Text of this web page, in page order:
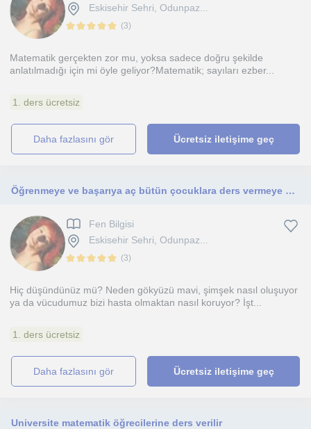
Eskisehir Sehri, Odunpaz...
(3)
Matematik gerçekten zor mu, yoksa sadece doğru şekilde
anlatılmadığı için mi öyle geliyor?Matematik; sayıları ezber...
1. ders ücretsiz
daha fazlasını gör Ücretsiz iletişime geç
Öğrenmeye ve başarıya aç bütün çocuklara ders vermeye gönüllü bir öğretmen adayı
Fen Bilgisi
Eskisehir Sehri, Odunpaz...
(3)
Hiç düşündünüz mü? Neden gökyüzü mavi, şimşek nasıl oluşuyor
ya da vücudumuz bizi hasta olmaktan nasıl koruyor? İşt...
1. ders ücretsiz
daha fazlasını gör Ücretsiz iletişime geç
Universite matematik öğrecilerine ders verilir